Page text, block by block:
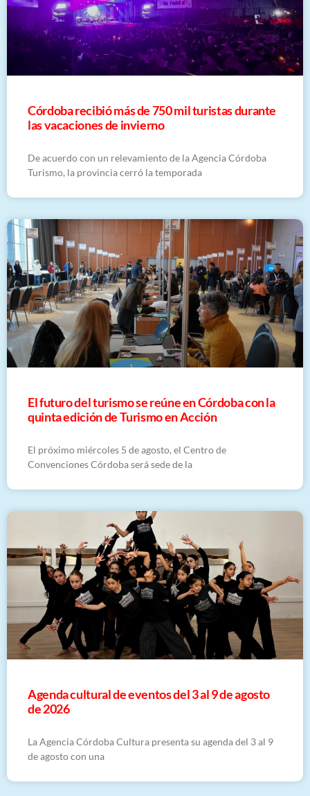
Córdoba recibió más de 750 mil turistas durante
las vacaciones de invierno
De acuerdo con un relevamiento de la Agencia Córdoba
Turismo, la provincia cerró la temporada
El futuro del turismo se reúne en Córdoba con la
quinta edición de Turismo en Acción
El próximo miércoles 5 de agosto, el Centro de
Convenciones Córdoba será sede de la
​Agenda cultural de eventos del 3 al 9 de agosto
de 2026
La Agencia Córdoba Cultura presenta su agenda del 3 al 9
de agosto con una